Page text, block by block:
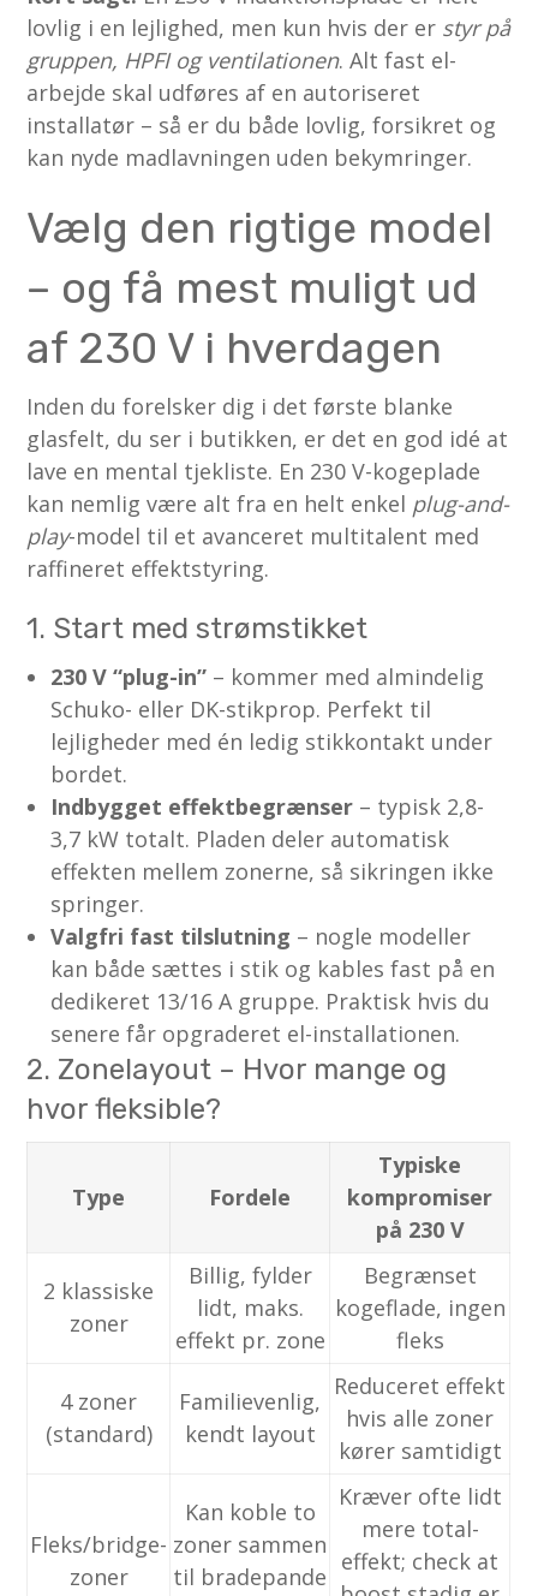
lovlig i en lejlighed, men kun hvis der er styr på
gruppen, HPFI og ventilationen. Alt fast el-
arbejde skal udføres af en autoriseret
installatør – så er du både lovlig, forsikret og
kan nyde madlavningen uden bekymringer.
Vælg den rigtige model
– og få mest muligt ud
af 230 V i hverdagen
Inden du forelsker dig i det første blanke
glasfelt, du ser i butikken, er det en god idé at
lave en mental tjekliste. En 230 V-kogeplade
kan nemlig være alt fra en helt enkel plug-and-
play-model til et avanceret multitalent med
raffineret effektstyring.
1. Start med strømstikket
230 V “plug-in” – kommer med almindelig
Schuko- eller DK-stikprop. Perfekt til
lejligheder med én ledig stikkontakt under
bordet.
Indbygget effektbegrænser – typisk 2,8-
3,7 kW totalt. Pladen deler automatisk
effekten mellem zonerne, så sikringen ikke
springer.
Valgfri fast tilslutning – nogle modeller
kan både sættes i stik og kables fast på en
dedikeret 13/16 A gruppe. Praktisk hvis du
senere får opgraderet el-installationen.
2. Zonelayout – Hvor mange og
hvor fleksible?
Type Fordele
Typiske
kompromiser
på 230 V
2 klassiske
zoner
Billig, fylder
lidt, maks.
effekt pr. zone
Begrænset
kogeflade, ingen
fleks
4 zoner
(standard)
Familievenlig,
kendt layout
Reduceret effekt
hvis alle zoner
kører samtidigt
Fleks/bridge-
zoner
Kan koble to
zoner sammen
til bradepande
Kræver ofte lidt
mere total-
effekt; check at